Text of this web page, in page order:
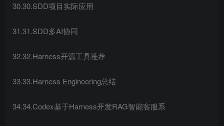
30.30.SDD项目实际应用
31.31.SDD多AI协同
32.32.Harness开源工具推荐
33.33.Harness Engineering总结
34.34.Codex基于Harness开发RAG智能客服系